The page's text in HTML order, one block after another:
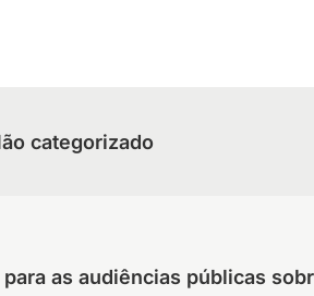
categorizado
as audiências públicas